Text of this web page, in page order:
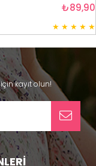
★ ★ ★ ★ ★
₺89,90
kayıt olun!